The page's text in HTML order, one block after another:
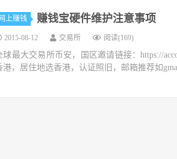
网上赚钱 赚钱宝硬件维护注意事项
2015-08-12 交易所 阅读(169)
球最大交易所币安，国区邀请链接：https://
港，居住地选香港，认证照旧，邮箱推荐如